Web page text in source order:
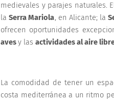
medievales y parajes naturales.
laSerra Mariola, en Alicante; la
ofrecen oportunidades
avesy las actividades al aire
La comodidad de tener un
costa mediterránea a un ritmo